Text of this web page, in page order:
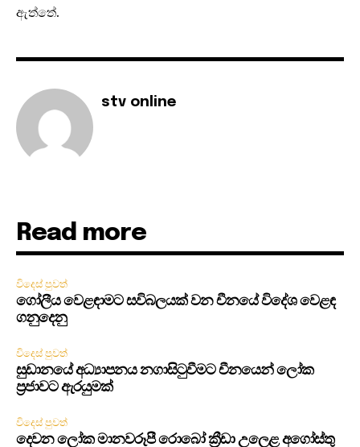
ඇත්තේ.
stv online
Read more
විදෙස් පුවත්
ගෝලීය වෙළඳාමට සවිබලයක් වන චීනයේ විදේශ වෙළඳ
ගනුදෙනු
විදෙස් පුවත්
සුඩානයේ අධ්‍යාපනය නගාසිටුවීමට චීනයෙන් ලෝක
ප්‍රජාවට ඇරයුමක්
විදෙස් පුවත්
දෙවන ලෝක මානවරූපී රොබෝ ක්‍රීඩා උලෙළ අගෝස්තු